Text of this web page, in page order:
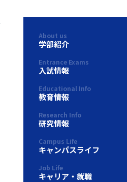
About us
学部紹介
Entrance Exams
入試情報
Educational Info
教育情報
Research Info
研究情報
Campus Life
キャンパスライフ
Job Life
キャリア・就職